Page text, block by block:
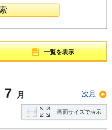
一覧を表示
7 月 次月
画面サイズで表示